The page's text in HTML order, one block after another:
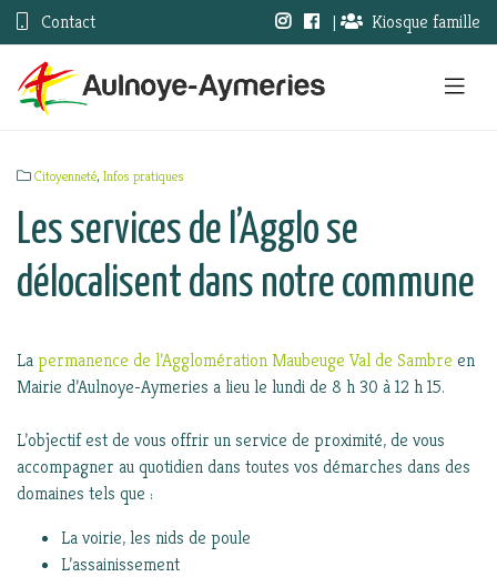
Contact | Kiosque famille
Citoyenneté, Infos pratiques
Les services de l’Agglo se
délocalisent dans notre commune
Lapermanence de l’Agglomération Maubeuge Val de Sambre en
Mairie d’Aulnoye-Aymeries a lieu le lundi de 8 h 30 à 12 h 15.
L’objectif est de vous offrir un service de proximité, de vous
accompagner au quotidien dans toutes vos démarches dans des
domaines tels que :
La voirie, les nids de poule
L’assainissement